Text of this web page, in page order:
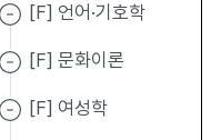
[F] 언어·기호학
[F] 문화이론
[F] 여성학